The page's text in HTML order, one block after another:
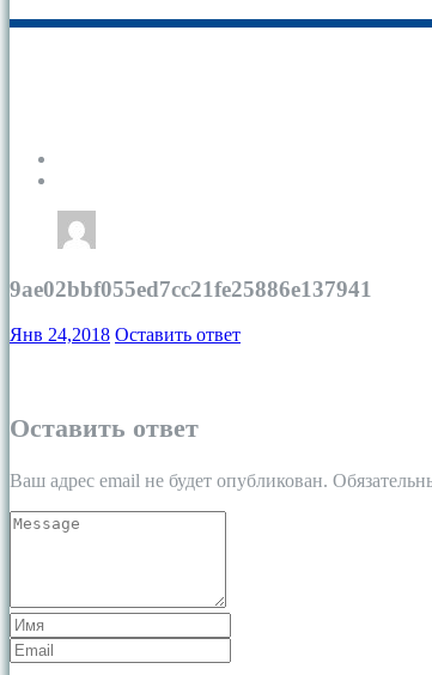
9ae02bbf055ed7cc21fe25886e137941
Янв 24,2018 Оставить ответ
Оставить ответ
Ваш адрес email не будет опубликован.